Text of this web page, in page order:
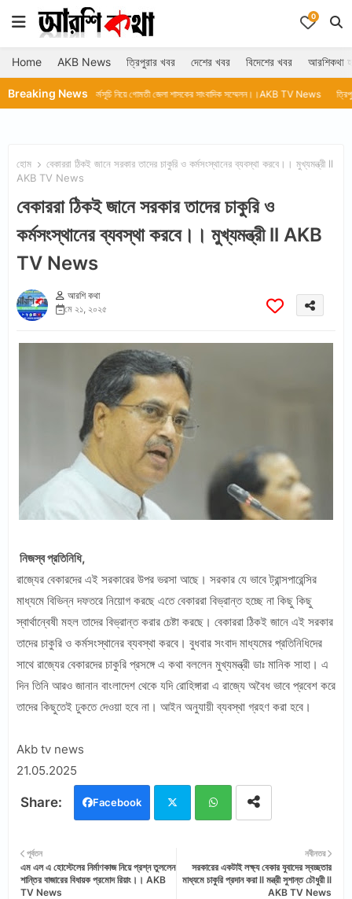
0
Home AKB News ত্রিপুরার খবর দেশের খবর বিদেশের খবর আরশিকথা
Breaking News
কর্মসূচি নিয়ে গোমতী জেলা শাসকের সাংবাদিক সম্মেলন।।AKB TV News ত্রিপুরায় বিদ্যুতের কোনও
হোম
বেকাররা ঠিকই জানে সরকার তাদের চাকুরি ও কর্মসংস্থানের ব্যবস্থা করবে।। মুখ্যমন্ত্রী ll
AKB TV News
বেকাররা ঠিকই জানে সরকার তাদের চাকুরি ও
কর্মসংস্থানের ব্যবস্থা করবে।। মুখ্যমন্ত্রী ll AKB
TV News
আরশি কথা
মে ২১, ২০২৫
নিজস্ব প্রতিনিধি,
রাজ্যের বেকারদের এই সরকারের উপর ভরসা আছে। সরকার যে ভাবে ট্রান্সপারেন্সির
মাধ্যমে বিভিন্ন দফতরে নিয়োগ করছে এতে বেকাররা বিভ্রান্ত হচ্ছে না কিছু কিছু
স্বার্থান্বেষী মহল তাদের বিভ্রান্ত করার চেষ্টা করছে। বেকাররা ঠিকই জানে এই সরকার
তাদের চাকুরি ও কর্মসংস্থানের ব্যবস্থা করবে। বুধবার সংবাদ মাধ্যমের প্রতিনিধিদের
সাথে রাজ্যের বেকারদের চাকুরি প্রসঙ্গে এ কথা বললেন মুখ্যমন্ত্রী ডাঃ মানিক সাহা। এ
দিন তিনি আরও জানান বাংলাদেশ থেকে যদি রোহিঙ্গারা এ রাজ্যে অবৈধ ভাবে প্রবেশ করে
তাদের কিছুতেই ঢুকতে দেওয়া হবে না। আইন অনুযায়ী ব্যবস্থা গ্রহণ করা হবে।
Akb tv news
21.05.2025
Facebook
tter ats
নবীনতর
সরকারের একটাই লক্ষ্য বেকার যুবাদের স্বচ্ছতার
মাধ্যমে চাকুরি প্রদান করা ll মন্ত্রী সুশান্ত চৌধুরী ll
AKB TV News
পূর্বতন
এম এল এ হোস্টেলের নির্মাণকাজ নিয়ে প্রশ্ন তুললেন
শান্তির বাজারের বিধায়ক প্রমোদ রিয়াং।। AKB
TV News